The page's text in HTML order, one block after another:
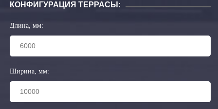
КОНФИГУРАЦИЯ ТЕРРАСЫ:
Длина, мм:
Ширина, мм: